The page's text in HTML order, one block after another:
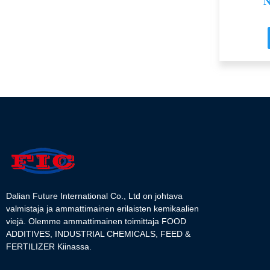
Dalian Future International Co., Ltd on johtava
valmistaja ja ammattimainen erilaisten kemikaalien
viejä. Olemme ammattimainen toimittaja FOOD
ADDITIVES, INDUSTRIAL CHEMICALS, FEED &
FERTILIZER Kiinassa.